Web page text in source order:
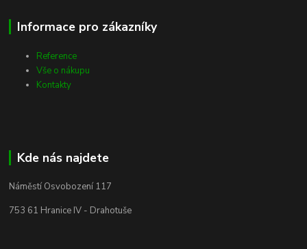
Informace pro zákazníky
Reference
Vše o nákupu
Kontakty
Kde nás najdete
Náměstí Osvobození 117
753 61 Hranice IV - Drahotuše